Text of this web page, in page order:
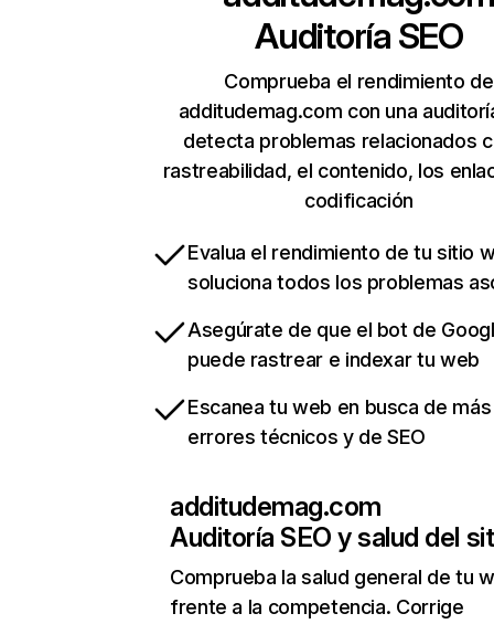
Auditoría SEO
Comprueba el rendimiento de
additudemag.com con una
detecta problemas relacionados
rastreabilidad, el contenido, los
codificación
Evalua el rendimiento de tu sitio
soluciona todos los problemas
Asegúrate de que el bot de
puede rastrear e indexar tu web
Escanea tu web en busca de
errores técnicos y de SEO
additudemag.com
Auditoría SEO y salud del
Comprueba la salud general de tu
frente a la competencia. Corrige